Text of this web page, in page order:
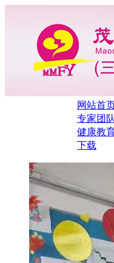
网站首
专家团队
健康教
下载